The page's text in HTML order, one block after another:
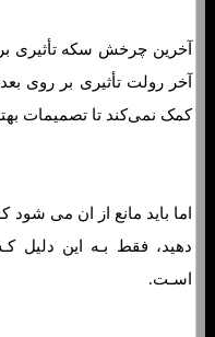
آخرین چرخش سکه تأثیری
آخر رولت تأثیری بر روی
کمک نمی‌کند تا تصمیمات
اما باید مانع از ان می شود
دهید، فقط بـه این دلیل
اسـت.